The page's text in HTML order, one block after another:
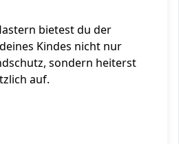
bietest du der
Kindes nicht nur
sondern heiterst
auf.